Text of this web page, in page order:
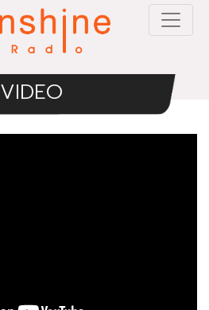
VIDEO